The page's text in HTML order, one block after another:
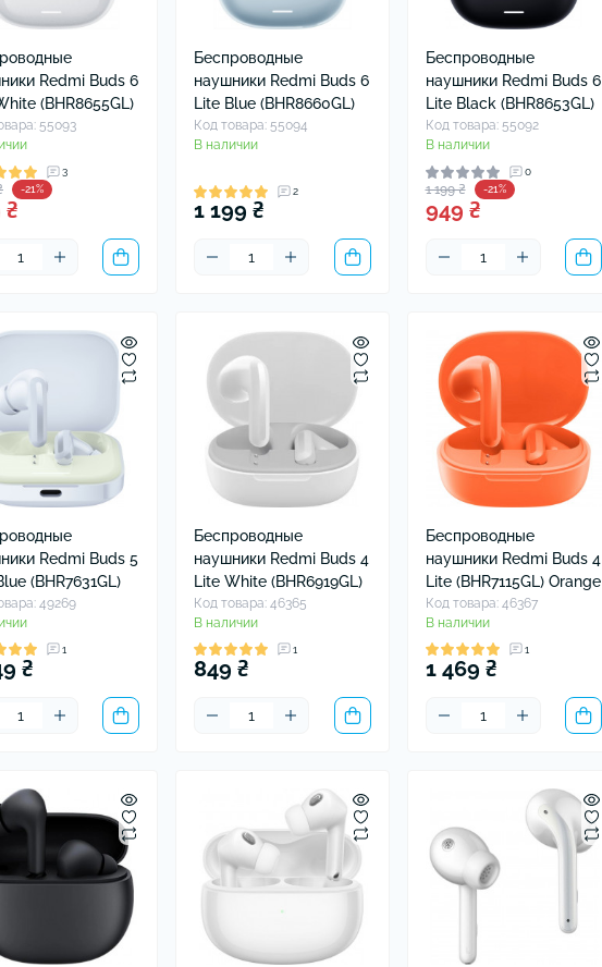
для наушников
Redmi Buds 6
(BHR8655GL)
55093
3
-21%
₴
Беспроводные
наушники Redmi Buds 6
Lite Blue (BHR8660GL)
Код товара: 55094
В наличии
2
1 199 ₴
Беспроводные
наушники Redmi Buds 6
Lite Black (BHR8653GL)
Код товара: 55092
В наличии
0
1 199 ₴ -21%
949 ₴
Redmi Buds 5
(BHR7631GL)
49269
1
₴
Беспроводные
наушники Redmi Buds 4
Lite White (BHR6919GL)
Код товара: 46365
В наличии
1
849 ₴
Беспроводные
наушники Redmi Buds 4
Lite (BHR7115GL) Orange
Код товара: 46367
В наличии
1
1 469 ₴